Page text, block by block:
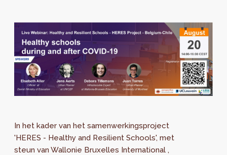
In het kader van het samenwerkingsproject
'HERES - Healthy and Resilient Schools', met
steun van Wallonie Bruxelles International ,